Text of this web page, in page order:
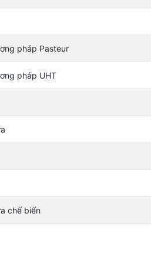
pháp Pasteur
pháp UHT
chế biến